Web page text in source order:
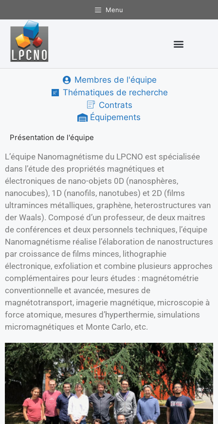
Menu
Nanomagnétisme
Membres de l'équipe
Thématiques de recherche
Contrats
Équipements
Présentation de l'équipe
L’équipe Nanomagnétisme du LPCNO est spécialisée
dans l’étude des propriétés magnétiques et
électroniques de nano-objets 0D (nanosphères,
nanocubes), 1D (nanofils, nanotubes) et 2D (films
ultraminces métalliques, graphène, heterostructures van
der Waals). Composé d’un professeur, de deux maitres
de conférences et deux personnels techniques, l’équipe
Nanomagnétisme réalise l’élaboration de nanostructures
par croissance de films minces, lithographie
électronique, exfoliation et combine plusieurs approches
complémentaires pour leurs études : magnétométrie
conventionnelle et avancée, mesures de
magnétotransport, imagerie magnétique, microscopie à
force atomique, mesures d’hyperthermie, simulations
micromagnétiques et Monte Carlo, etc.